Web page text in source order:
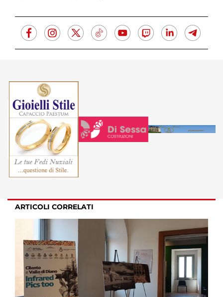
ARTICOLI CORRELATI